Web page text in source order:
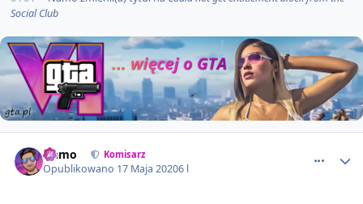
Social Club
Namo Komisarz
Opublikowano 17 Maja 20206 l